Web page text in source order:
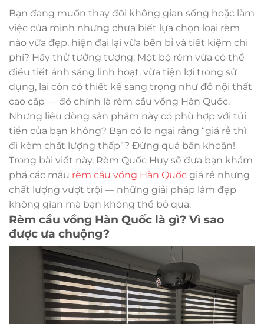
Bạn đang muốn thay đổi không gian sống hoặc làm
việc của mình nhưng chưa biết lựa chọn loại rèm
nào vừa đẹp, hiện đại lại vừa bền bỉ và tiết kiệm chi
phí? Hãy thử tưởng tượng: Một bộ rèm vừa có thể
điều tiết ánh sáng linh hoạt, vừa tiện lợi trong sử
dụng, lại còn có thiết kế sang trọng như đồ nội thất
cao cấp — đó chính là rèm cầu vồng Hàn Quốc.
Nhưng liệu dòng sản phẩm này có phù hợp với túi
tiền của bạn không? Bạn có lo ngại rằng “giá rẻ thì
đi kèm chất lượng thấp”? Đừng quá băn khoăn!
Trong bài viết này, Rèm Quốc Huy sẽ đưa bạn khám
phá các mẫu rèm cầu vồng Hàn Quốc giá rẻ nhưng
chất lượng vượt trội — những giải pháp làm đẹp
không gian mà bạn không thể bỏ qua.
Rèm cầu vồng Hàn Quốc là gì? Vì sao
được ưa chuộng?